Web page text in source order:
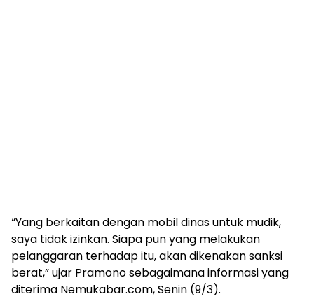
“Yang berkaitan dengan mobil dinas untuk mudik,
saya tidak izinkan. Siapa pun yang melakukan
pelanggaran terhadap itu, akan dikenakan sanksi
berat,” ujar Pramono sebagaimana informasi yang
diterima Nemukabar.com, Senin (9/3).